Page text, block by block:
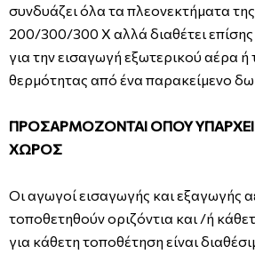
συνδυάζει όλα τα πλεονεκτήματα
200/300/300 X αλλά διαθέτει
για την εισαγωγή εξωτερικού αέρα ή
θερμότητας από ένα παρακείμενο
ΠΡΟΣΑΡΜΟΖΟΝΤΑΙ ΟΠΟΥ
ΧΩΡΟΣ
Οι αγωγοί εισαγωγής και εξαγωγής
τοποθετηθούν οριζόντια και /ή
για κάθετη τοποθέτηση είναι